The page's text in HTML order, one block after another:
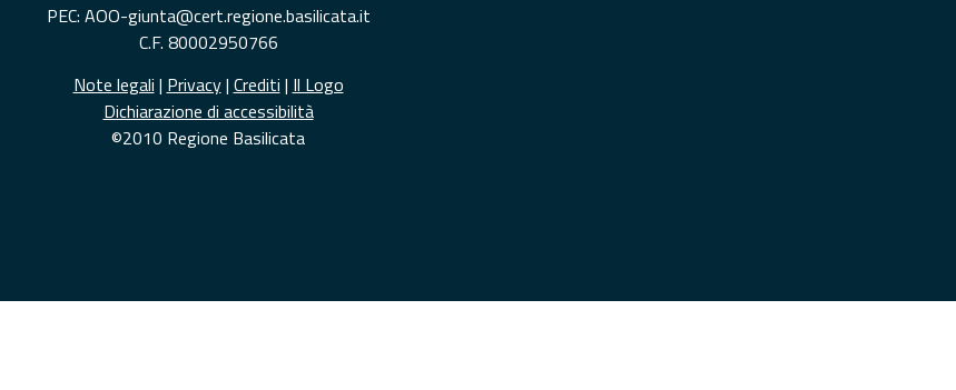
PEC: AOO-giunta@cert.regione.basilicata.it
C.F. 80002950766
Note legali | Privacy| Crediti | Il Logo
Dichiarazione di accessibilità
©2010 Regione Basilicata